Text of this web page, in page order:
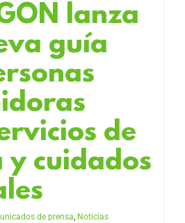
lanza
guía
de
y cuidados
de prensa, Noticias